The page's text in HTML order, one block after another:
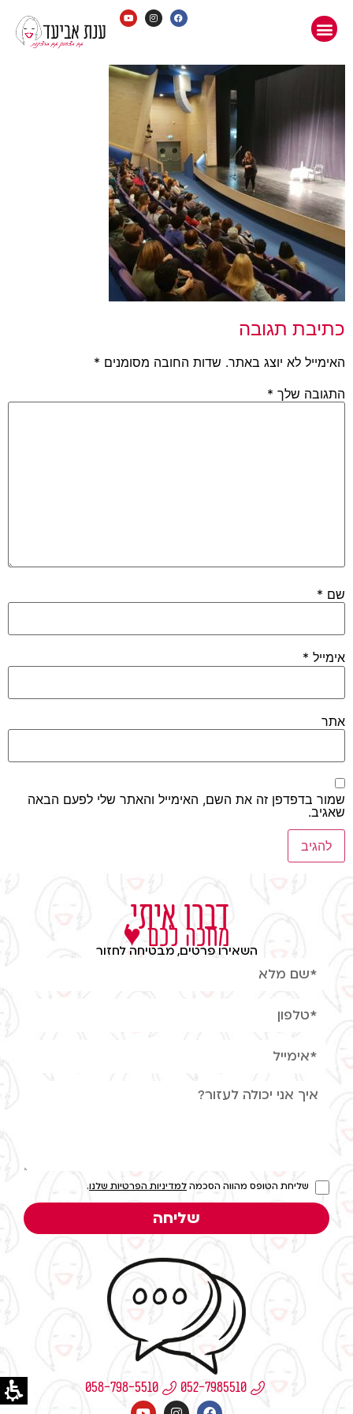
ענת
אביעד
כתיבת תגובה
האימייל לא יוצג באתר. שדות החובה מסומנים *
התגובה שלך *
שם *
אימייל *
אתר
שמור בדפדפן זה את השם, האימייל והאתר שלי לפעם הבאה
שאגיב.
דברו איתי,
מחכה לכם ♥
השאירו פרטים, מבטיחה לחזור
שליחת הטופס מהווה הסכמה למדיניות הפרטיות שלנו.
שליחה
‏052-7985510
058-798-5510